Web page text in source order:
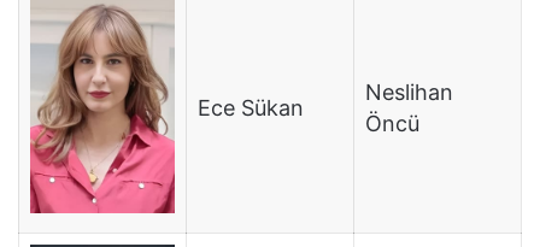
Ece Sükan
Neslihan
Öncü